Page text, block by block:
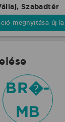
Szabadtér
megnyitása új
BR�-
MB